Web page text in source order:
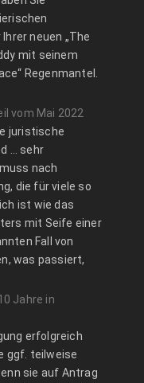
neuen „The
mit seinem
Regenmantel.
vom Mai 2022
juristische
… sehr
nach
die für viele so
ist wie das
mit Seife einer
Fall von
was passiert,
Jahre in
erfolgreich
ggf. teilweise
sie auf Antrag